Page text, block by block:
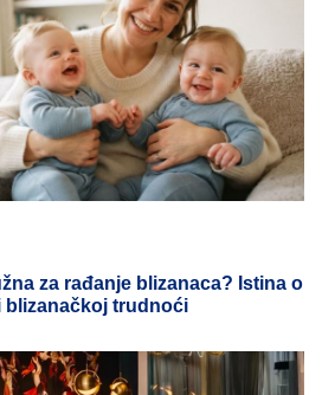
za rađanje blizanaca? Istina o
blizanačkoj trudnoći